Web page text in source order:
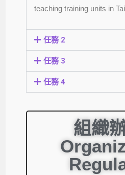
teaching training units in
任務 2
任務 3
任務 4
組織